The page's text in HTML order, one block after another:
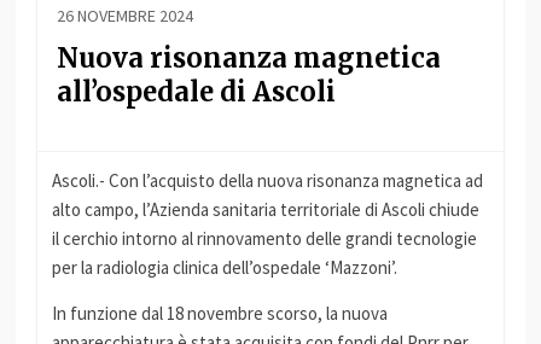
26 NOVEMBRE 2024
Nuova risonanza magnetica
all’ospedale di Ascoli
Ascoli.- Con l’acquisto della nuova risonanza magnetica ad
alto campo, l’Azienda sanitaria territoriale di Ascoli chiude
il cerchio intorno al rinnovamento delle grandi tecnologie
per la radiologia clinica dell’ospedale ‘Mazzoni’.
In funzione dal 18 novembre scorso, la nuova